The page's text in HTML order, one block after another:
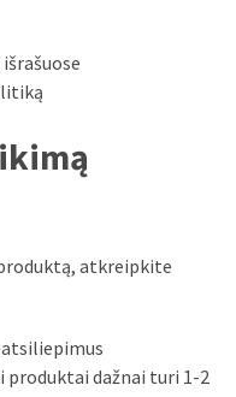
atkreipkite
dažnai turi 1-2